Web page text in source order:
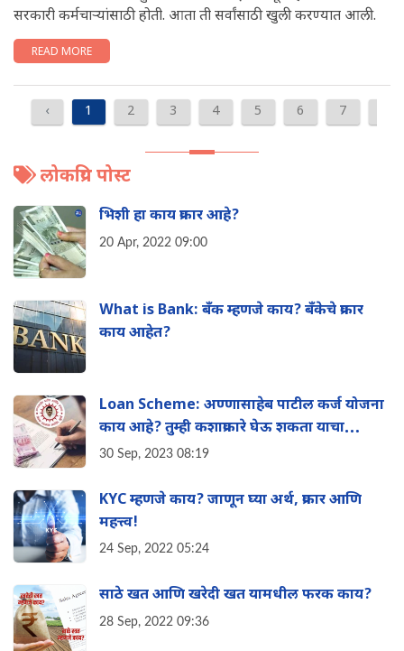
सरकारी कर्मचाऱ्यांसाठी होती. आता ती सर्वांसाठी खुली करण्यात आली.
READ MORE
‹ 1 2 3 4 5 6 7
लोकप्रिय पोस्ट
भिशी हा काय प्रकार आहे?
20 Apr, 2022 09:00
What is Bank: बँक म्हणजे काय? बँकेचे प्रकार
काय आहेत?
Loan Scheme: अण्णासाहेब पाटील कर्ज योजना
काय आहे? तुम्ही कशाप्रकारे घेऊ शकता याचा
फायदा? संपूर्ण माहिती एका क्लिकवर
30 Sep, 2023 08:19
KYC म्हणजे काय? जाणून घ्या अर्थ, प्रकार आणि
महत्त्व!
24 Sep, 2022 05:24
साठे खत आणि खरेदी खत यामधील फरक काय?
28 Sep, 2022 09:36